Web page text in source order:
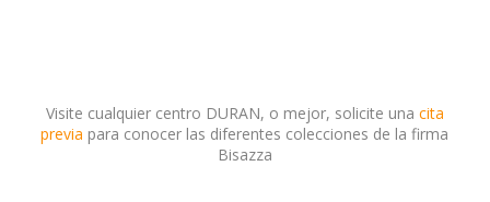
Visite cualquier centro DURAN, o mejor, solicite una cita
previa para conocer las diferentes colecciones de la firma
Bisazza